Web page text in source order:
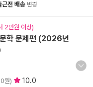
근전 배송 변경
2만원 이상)
학 문제편 (2026년
원) 10.0